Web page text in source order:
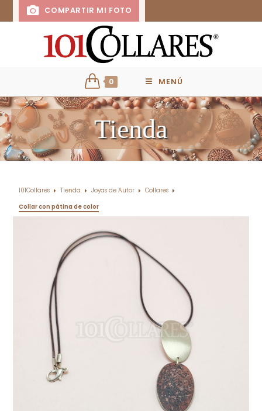
COMPARTIR MI FOTO
0 MENÚ
Tienda
101Collares Tienda Joyas de Autor
Collares
Collar con pátina de color